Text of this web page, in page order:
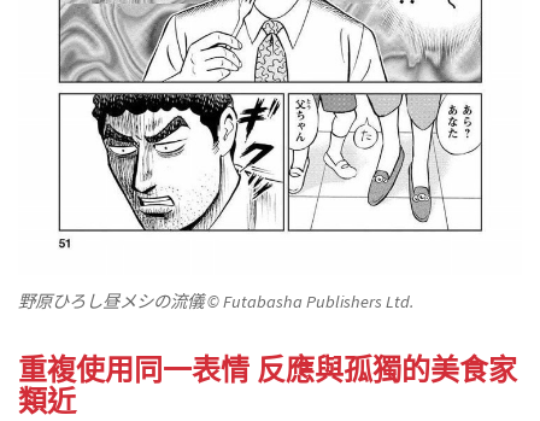
野原ひろし昼メシの流儀© Futabasha Publishers Ltd.
重複使用同一表情 反應與孤獨的美食家
類近